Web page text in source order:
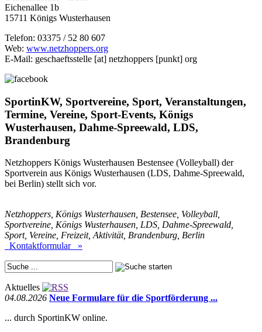
Eichenallee 1b
15711 Königs Wusterhausen
Telefon: 03375 / 52 80 607
Web: www.netzhoppers.org
E-Mail: geschaeftsstelle [at] netzhoppers [punkt] org
SportinKW, Sportvereine, Sport, Veranstaltungen,
Termine, Vereine, Sport-Events, Königs
Wusterhausen, Dahme-Spreewald, LDS,
Brandenburg
Netzhoppers Königs Wusterhausen Bestensee (Volleyball) der
Sportverein aus Königs Wusterhausen (LDS, Dahme-Spreewald,
bei Berlin) stellt sich vor.
Netzhoppers, Königs Wusterhausen, Bestensee, Volleyball,
Sportvereine, Königs Wusterhausen, LDS, Dahme-Spreewald,
Sport, Vereine, Freizeit, Aktivität, Brandenburg, Berlin
Kontaktformular »
Aktuelles
04.08.2026 Neue Formulare für die Sportförderung ...
... durch SportinKW online.